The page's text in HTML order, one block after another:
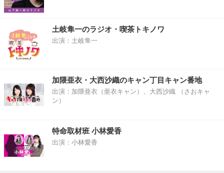
土岐隼一のラジオ・喫茶トキノワ
出演：土岐隼一
加隈亜衣・大西沙織のキャン丁目キャン番地
出演：加隈亜衣（亜衣キャン）、大西沙織 （さおキャ
ン）
特命取材班 小林愛香
出演：小林愛香